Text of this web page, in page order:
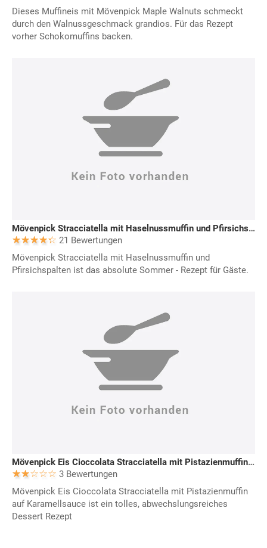
Dieses Muffineis mit Mövenpick Maple Walnuts schmeckt
durch den Walnussgeschmack grandios. Für das Rezept
vorher Schokomuffins backen.
Mövenpick Stracciatella mit Haselnussmuffin und Pfirsichspalten
21 Bewertungen
Mövenpick Stracciatella mit Haselnussmuffin und
Pfirsichspalten ist das absolute Sommer - Rezept für Gäste.
Mövenpick Eis Cioccolata Stracciatella mit Pistazienmuffin auf Karamellsauce
3 Bewertungen
Mövenpick Eis Cioccolata Stracciatella mit Pistazienmuffin
auf Karamellsauce ist ein tolles, abwechslungsreiches
Dessert Rezept